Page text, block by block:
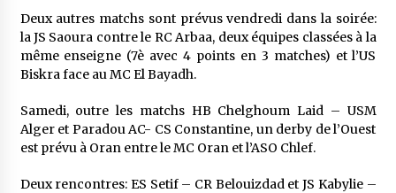
5 ans ago
Tradition orale/ D’où viennent les contes et à
5 ans ago
Deux autres matchs sont prévus vendredi dans la soirée:
la JS Saoura contre le RC Arbaa, deux équipes classées à la
même enseigne (7è avec 4 points en 3 matches) et l’US
Biskra face au MC El Bayadh.
Samedi, outre les matchs HB Chelghoum Laid – USM
Alger et Paradou AC- CS Constantine, un derby de l’Ouest
est prévu à Oran entre le MC Oran et l’ASO Chlef.
Deux rencontres: ES Setif – CR Belouizdad et JS Kabylie –